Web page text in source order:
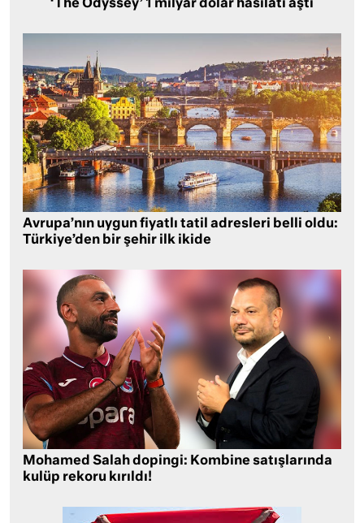
‘The Odyssey’ 1 milyar dolar hasılatı aştı
Avrupa’nın uygun fiyatlı tatil adresleri belli oldu:
Türkiye’den bir şehir ilk ikide
Mohamed Salah dopingi: Kombine satışlarında
kulüp rekoru kırıldı!